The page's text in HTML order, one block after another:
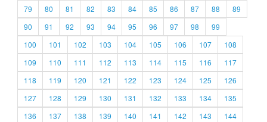
79
80 81 82 83 84 85 86 87 88
89
90
91 92 93 94 95 96 97 98
99
100
101 102 103 104 105 106 107
108
109
110 111 112 113 114 115 116
117
118
119 120 121 122 123 124 125
126
127
128 129 130 131 132 133 134
135
136
137 138 139 140 141 142 143
144